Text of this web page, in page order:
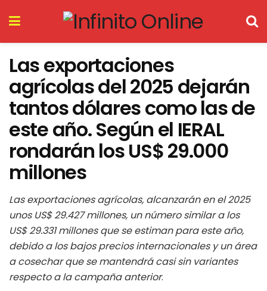
Las exportaciones
agrícolas del 2025 dejarán
tantos dólares como las de
este año. Según el IERAL
rondarán los US$ 29.000
millones
Las exportaciones agrícolas, alcanzarán en el 2025
unos US$ 29.427 millones, un número similar a los
US$ 29.331 millones que se estiman para este año,
debido a los bajos precios internacionales y un área
a cosechar que se mantendrá casi sin variantes
respecto a la campaña anterior.